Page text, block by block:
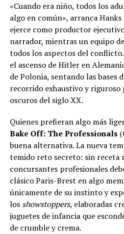
«Cuando era niño, todos los
algo en común», arranca
ejerce como productor
narrador, mientras un equipo
todos los aspectos del
el ascenso de Hitler en
de Polonia, sentando las bases
recorrido exhaustivo y riguroso
oscuros del siglo XX.
Quienes prefieran algo más
Bake Off: The Professionals
buena alternativa. La nueva
temido reto secreto: sin receta
concursantes profesionales
clásico Paris-Brest en algo
únicamente de su instinto y
los showstoppers, elaboradas
juguetes de infancia que
de crumble y crema.